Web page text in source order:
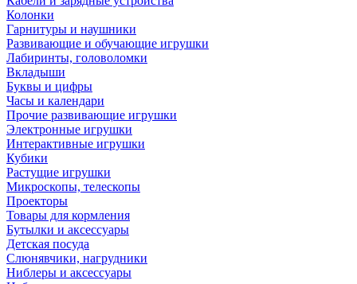
Колонки
Гарнитуры и наушники
Развивающие и обучающие игрушки
Лабиринты, головоломки
Вкладыши
Буквы и цифры
Часы и календари
Прочие развивающие игрушки
Электронные игрушки
Интерактивные игрушки
Кубики
Растущие игрушки
Микроскопы, телескопы
Проекторы
Товары для кормления
Бутылки и аксессуары
Детская посуда
Слюнявчики, нагрудники
Ниблеры и аксессуары